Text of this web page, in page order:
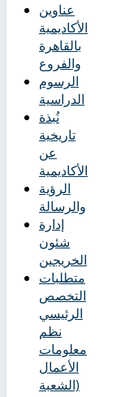
عناوين
الأكاديمية
بالقاهرة
والفروع
الرسوم
الدراسية
نُبذة
تاريخية
عن
الأكاديمية
الرؤية
والرسالة
إدارة
شئون
الخريجين
متطلبات
التخصص
الرئيسي
نظم
معلومات
الأعمال
(الشعبة